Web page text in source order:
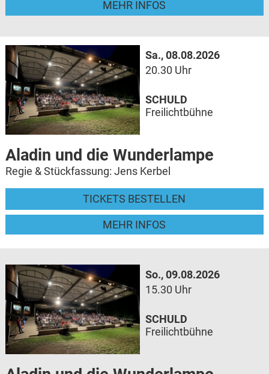
MEHR INFOS
Sa., 08.08.2026
20.30 Uhr
Aladin und die Wunderlampe
Regie & Stückfassung: Jens Kerbel
TICKETS BESTELLEN
MEHR INFOS
SCHULD
Freilichtbühne
So., 09.08.2026
15.30 Uhr
SCHULD
Freilichtbühne